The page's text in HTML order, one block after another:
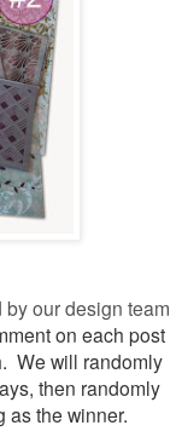
our design team
on each post
We will randomly
then randomly
as the winner.